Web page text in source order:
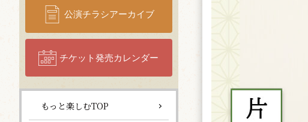
公演チラシアーカイブ
チケット発売カレンダー
もっと楽しむTOP